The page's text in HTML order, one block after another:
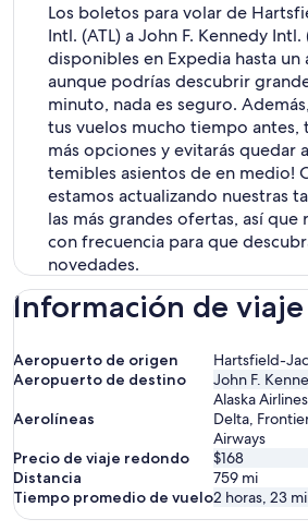
Los boletos para volar de
Intl. (ATL) a John F. Kennedy Intl.
disponibles en Expedia hasta un
aunque podrías descubrir
minuto, nada es seguro.
tus vuelos mucho tiempo antes,
más opciones y evitarás quedar
temibles asientos de en medio!
estamos actualizando nuestras
las más grandes ofertas, así que
con frecuencia para que
novedades.
Información de viaje
Aeropuerto de origen
Hartsfield-
Aeropuerto de destino
John F.
Aerolíneas
Alaska
Delta,
Airways
Precio de viaje redondo
$168
Distancia
759 mi
Tiempo promedio de vuelo2 horas, 23